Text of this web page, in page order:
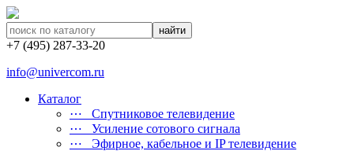
найти
+7 (495) 287-33-20
info@univercom.ru
Каталог
⋯ Cпутниковое телевидение
⋯ Усиление сотового сигнала
⋯ Эфирное, кабельное и IP телевидение